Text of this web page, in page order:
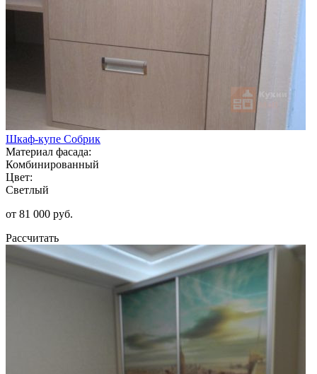
Шкаф-купе Собрик
Материал фасада:
Комбинированный
Цвет:
Светлый
от 81 000 руб.
Рассчитать